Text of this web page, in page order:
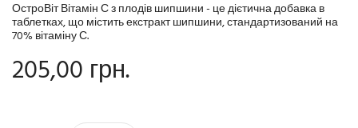
ОстроВіт Вітамін С з плодів шипшини - це дієтична добавка в
таблетках, що містить екстракт шипшини, стандартизований на
70% вітаміну С.
205,00 грн.